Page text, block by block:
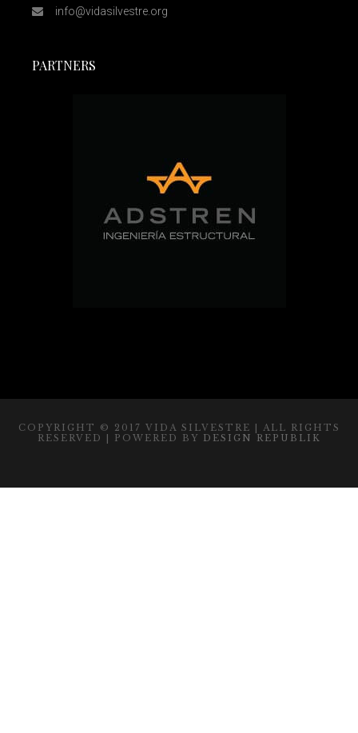
info@vidasilvestre.org
PARTNERS
COPYRIGHT © 2017 VIDA SILVESTRE | ALL RIGHTS
RESERVED | POWERED BY DESIGN REPUBLIK